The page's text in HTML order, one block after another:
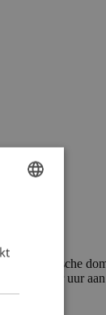
elektrische
meter per uur